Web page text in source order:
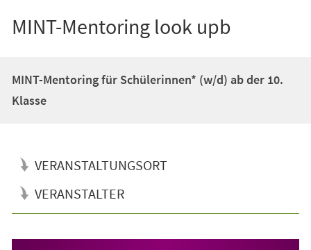
MINT-Mentoring look upb
MINT-Mentoring für Schülerinnen* (w/d) ab der 10.
Klasse
VERANSTALTUNGSORT
VERANSTALTER